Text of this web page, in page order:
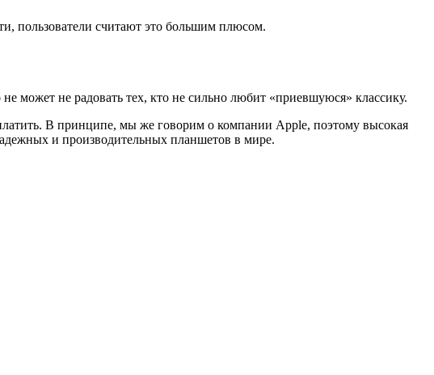
пользователи считают это большим плюсом.
может не радовать тех, кто не сильно любит «приевшуюся» классику.
В принципе, мы же говорим о компании Apple, поэтому высокая
и производительных планшетов в мире.